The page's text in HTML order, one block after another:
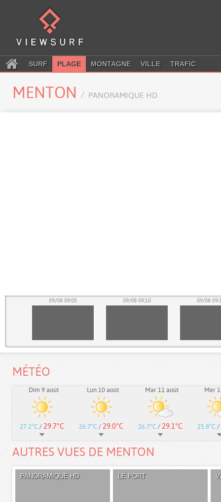
SURF PLAGE MONTAGNE VILLE TRAFIC
MENTON PANORAMIQUE HD
09/08 09:05 09/08 09:10 09/08
MÉTÉO
Dim 9 août
27.2°C / 29.7°C
Lun 10 août
26.7°C / 29.0°C
Mar 11 août
26.7°C / 29.1°C
Mer
25.8°C /
AUTRES VUES DE MENTON
PANORAMIQUE HD LE PORT